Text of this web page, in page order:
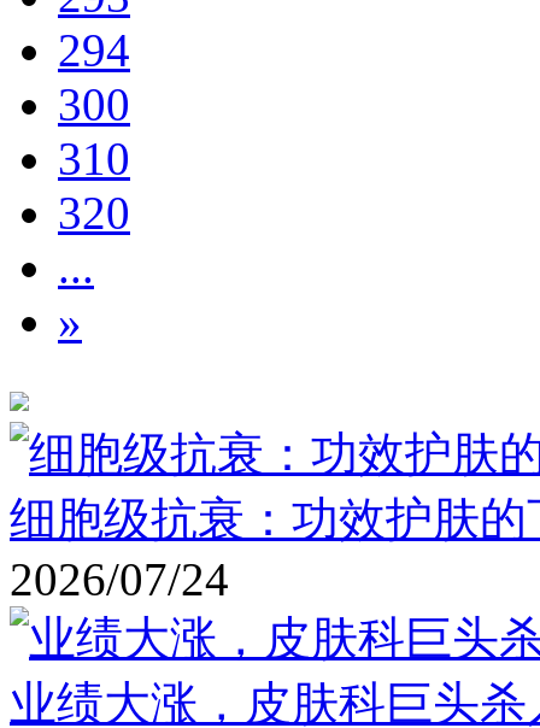
294
300
310
320
...
»
细胞级抗衰：功效护肤
2026/07/24
业绩大涨，皮肤科巨头